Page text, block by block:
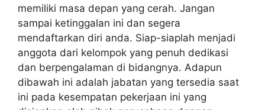
memiliki masa depan yang cerah. Jangan
sampai ketinggalan ini dan segera
mendaftarkan diri anda. Siap-siaplah menjadi
anggota dari kelompok yang penuh dedikasi
dan berpengalaman di bidangnya. Adapun
dibawah ini adalah jabatan yang tersedia saat
ini pada kesempatan pekerjaan ini yang